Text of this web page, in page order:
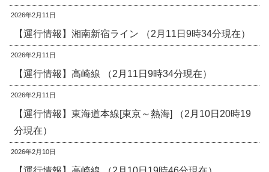
2026年2月11日
【運行情報】湘南新宿ライン （2月11日9時34分現在）
2026年2月11日
【運行情報】高崎線 （2月11日9時34分現在）
2026年2月11日
【運行情報】東海道本線[東京～熱海] （2月10日20時19
分現在）
2026年2月10日